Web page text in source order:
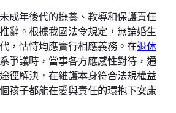
成年後代的撫養、教導和保護責任
辭。根據我國法令規定，無論婚生
，怙恃均應實行相應義務。在退休
爭議時，當事各方應感性對待，通
徑解決，在維護本身符合法規權益
孩子都能在愛與責任的環抱下安康